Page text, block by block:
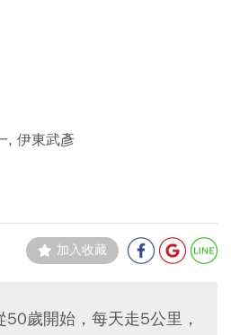
, 伊東武彥
加入收藏
歲開始，每天走5公里，